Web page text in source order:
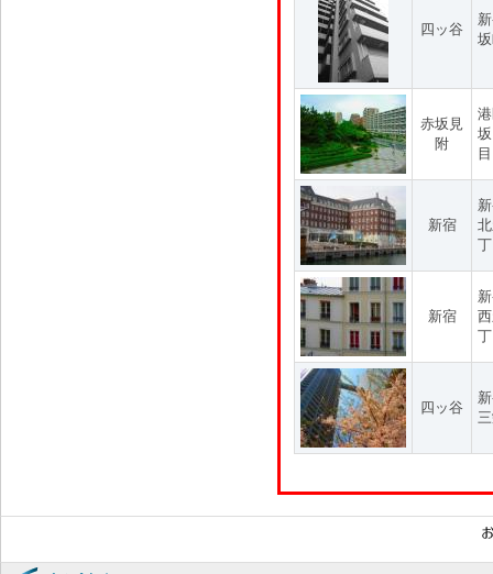
四ッ谷
赤坂見
附
目
新宿
新宿
四ッ谷